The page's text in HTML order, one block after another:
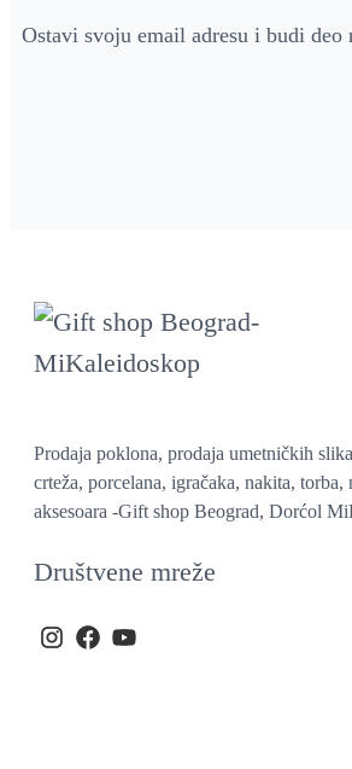
Ostavi svoju email adresu i budi deo
Prodaja poklona, prodaja umetničkih
crteža, porcelana, igračaka, nakita, torba,
aksesoara -Gift shop Beograd, Dorćol
Društvene mreže